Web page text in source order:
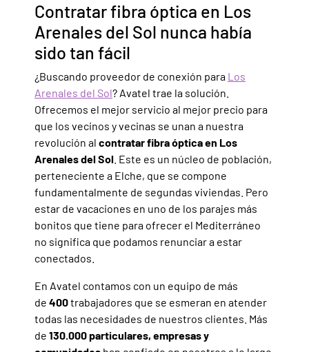
Contratar fibra óptica en Los
Arenales del Sol nunca había
sido tan fácil
¿Buscando proveedor de conexión para Los
Arenales del Sol? Avatel trae la solución.
Ofrecemos el mejor servicio al mejor precio para
que los vecinos y vecinas se unan a nuestra
revolución al contratar fibra óptica en Los
Arenales del Sol . Este es un núcleo de población,
perteneciente a Elche, que se compone
fundamentalmente de segundas viviendas. Pero
estar de vacaciones en uno de los parajes más
bonitos que tiene para ofrecer el Mediterráneo
no significa que podamos renunciar a estar
conectados.
En Avatel contamos con un equipo de más
de 400trabajadores que se esmeran en atender
todas las necesidades de nuestros clientes. Más
de 130.000particulares, empresas y